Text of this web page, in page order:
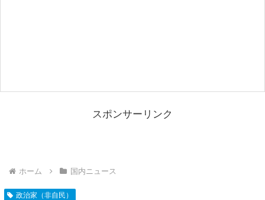
スポンサーリンク
ホーム 国内ニュース
政治家（非自民）